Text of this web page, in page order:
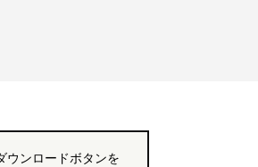
ウンロードボタンを